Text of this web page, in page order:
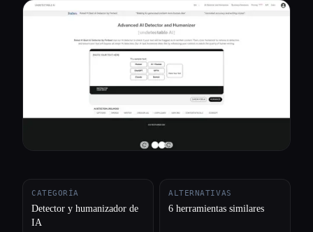
CATEGORÍA
Detector y humanizador de
IA
ALTERNATIVAS
6 herramientas similares